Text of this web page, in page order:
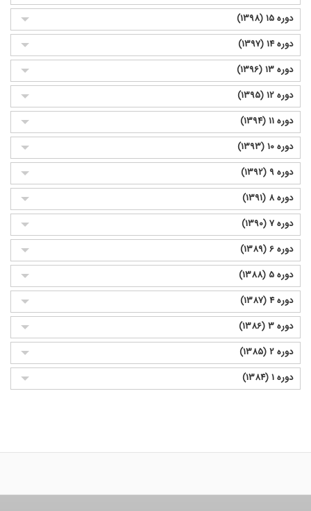
دوره 15 (1398)
دوره 14 (1397)
دوره 13 (1396)
دوره 12 (1395)
دوره 11 (1394)
دوره 10 (1393)
دوره 9 (1392)
دوره 8 (1391)
دوره 7 (1390)
دوره 6 (1389)
دوره 5 (1388)
دوره 4 (1387)
دوره 3 (1386)
دوره 2 (1385)
دوره 1 (1384)